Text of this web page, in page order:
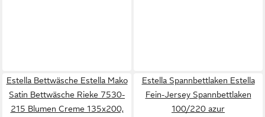
Estella Bettwäsche Estella Mako
Satin Bettwäsche Rieke 7530-
215 Blumen Creme 135x200,
Estella Spannbettlaken Estella
Fein-Jersey Spannbettlaken
100/220 azur